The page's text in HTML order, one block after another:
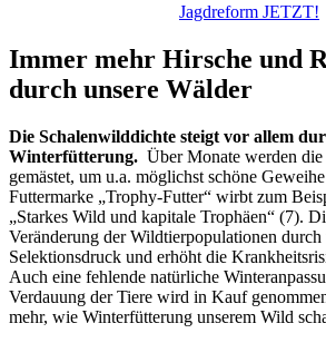
Jagdreform JETZT!
Immer mehr Hirsche und
durch unsere Wälder
Die Schalenwilddichte steigt vor allem
Winterfütterung. Über Monate werden
gemästet, um u.a. möglichst schöne
Futtermarke „Trophy-Futter“ wirbt zum
„Starkes Wild und kapitale Trophäen“ (7).
Veränderung der Wildtierpopulationen durch
Selektionsdruck und erhöht die
Auch eine fehlende natürliche
Verdauung der Tiere wird in Kauf
mehr, wie Winterfütterung unserem Wild